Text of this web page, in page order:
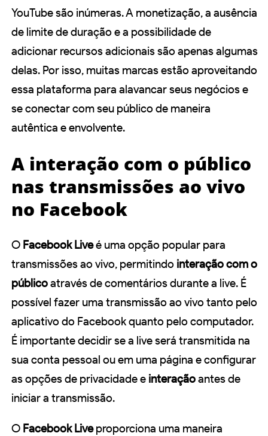
YouTube são inúmeras. A monetização, a ausência
de limite de duração e a possibilidade de
adicionar recursos adicionais são apenas algumas
delas. Por isso, muitas marcas estão aproveitando
essa plataforma para alavancar seus negócios e
se conectar com seu público de maneira
autêntica e envolvente.
A interação com o público
nas transmissões ao vivo
no Facebook
O Facebook Liveé uma opção popular para
transmissões ao vivo, permitindo interação com o
públicoatravés de comentários durante a live. É
possível fazer uma transmissão ao vivo tanto pelo
aplicativo do Facebook quanto pelo computador.
É importante decidir se a live será transmitida na
sua conta pessoal ou em uma página e configurar
as opções de privacidade e interaçãoantes de
iniciar a transmissão.
O Facebook Liveproporciona uma maneira